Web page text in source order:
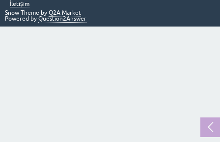
İletişim
Snow Theme by Q2A Market
Powered by Question2Answer